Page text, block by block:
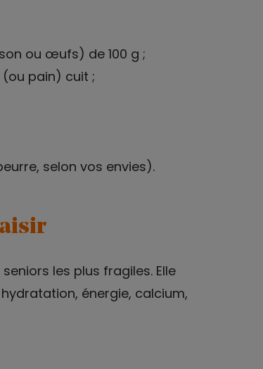
ou œufs) de 100 g ;
(ou pain) cuit ;
selon vos envies).
les plus fragiles. Elle
énergie, calcium,